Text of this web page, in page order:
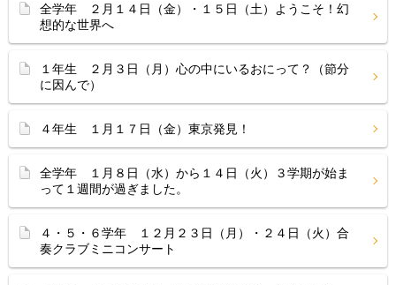
全学年 ２月１４日（金）・１５日（土）ようこそ！幻
想的な世界へ
１年生 ２月３日（月）心の中にいるおにって？（節分
に因んで）
４年生 １月１７日（金）東京発見！
全学年 １月８日（水）から１４日（火）３学期が始ま
って１週間が過ぎました。
４・５・６学年 １２月２３日（月）・２４日（火）合
奏クラブミニコンサート